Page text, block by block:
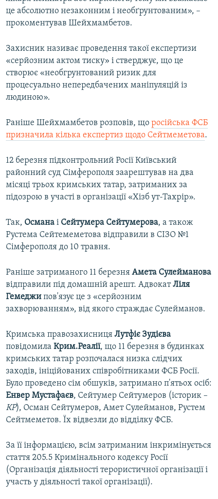
це абсолютно незаконним і необґрунтованим», –
прокоментував Шейхмамбетов.
Захисник називає проведення такої експертизи
«серйозним актом тиску» і стверджує, що це
створює «необгрунтований ризик для
процесуально непередбачених маніпуляцій із
людиною».
Раніше Шейхмамбетов розповів, що російська ФСБ
призначила кілька експертиз щодо Сейтмеметова.
12 березня підконтрольний Росії Київський
районний суд Сімферополя заарештував на два
місяці трьох кримських татар, затриманих за
підозрою в участі в організації «Хізб ут-Тахрір».
Так, Османа і Сейтумера Сейтумерова, а також
Рустема Сейтемеметова відправили в СІЗО №1
Сімферополя до 10 травня.
Раніше затриманого 11 березня Амета Сулейманова
відправили під домашній арешт. АдвокатЛіля
Гемеджи пов'язує це з «серйозним
захворюванням», від якого страждає Сулейманов.
Кримська правозахисниця Лутфіє Зудієва
повідомила Крим.Реалії, що 11 березня в будинках
кримських татар розпочалася низка слідчих
заходів, ініційованих співробітниками ФСБ Росії.
Було проведено сім обшуків, затримано п'ятьох осіб:
Енвер Мустафаєв, Сейтумер Сейтумеров (історик –
КР), Осман Сейтумеров, Амет Сулейманов, Рустем
Сейтмеметов. Їх відвезли до відділку ФСБ.
За її інформацією, всім затриманим інкримінується
стаття 205.5 Кримінального кодексу Росії
(Організація діяльності терористичної організації і
участь у діяльності такої організації).